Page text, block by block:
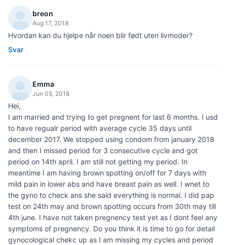
breon
Aug 17, 2018
Hvordan kan du hjelpe når noen blir født uten livmoder?
Svar
Emma
Jun 05, 2018
Hei,
I am married and trying to get pregnent for last 6 months. I usd
to have regualr period with average cycle 35 days until
december 2017. We stopped using condom from january 2018
and then I missed period for 3 consecutive cycle and got
period on 14th april. I am still not getting my period. In
meantime I am having brown spotting on/off for 7 days with
mild pain in lower abs and have breast pain as well. I wnet to
the gyno to check ans she said everything is normal. I did pap
test on 24th may and brown spotting occurs from 30th may till
4th june. I have not taken pregnency test yet as I dont feel any
symptoms of pregnency. Do you think it is time to go for detail
gynocological chekc up as I am missing my cycles and period